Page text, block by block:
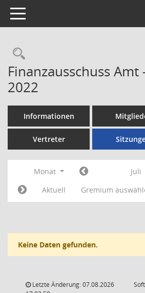
Toggle navigation
Rechercheauswahl
Finanzausschuss
2022
Informationen
Vertreter
Monat Juli
Aktuell
Gremium
Keine Daten gefunden.
Letzte Änderung: 07.08.2026